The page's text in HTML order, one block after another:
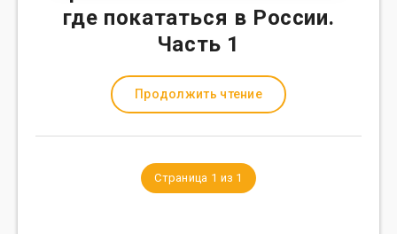
где покататься в России.
Часть 1
Продолжить чтение
Страница 1 из 1